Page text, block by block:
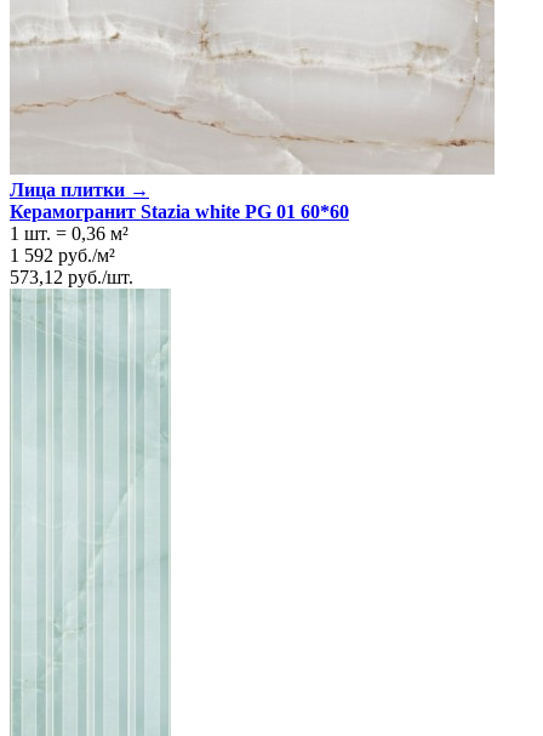
Лица плитки →
Керамогранит Stazia white PG 01 60*60
1 шт. = 0,36 м²
1 592 руб./м²
573,12 руб./шт.